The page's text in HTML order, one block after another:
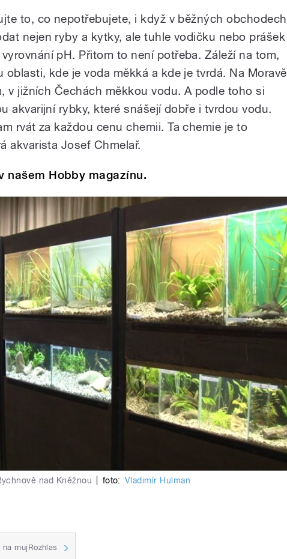
to, co nepotřebujete, i když v běžných obchodech
nejen ryby a kytky, ale tuhle vodičku nebo prášek
pH. Přitom to není potřeba. Záleží na tom,
oblasti, kde je voda měkká a kde je tvrdá. Na Moravě
v jižních Čechách měkkou vodu. A podle toho si
akvarijní rybky, které snášejí dobře i tvrdou vodu.
rvát za každou cenu chemii. Ta chemie je to
akvarista Josef Chmelař.
našem Hobby magazínu.
nad Kněžnou foto: Vladimír Hulman
mujRozhlas